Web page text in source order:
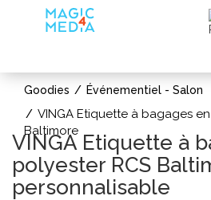
Goodies Événementiel - Salon
VINGA Etiquette à bagages
Baltimore
VINGA Etiquette à
polyester RCS
personnalisable